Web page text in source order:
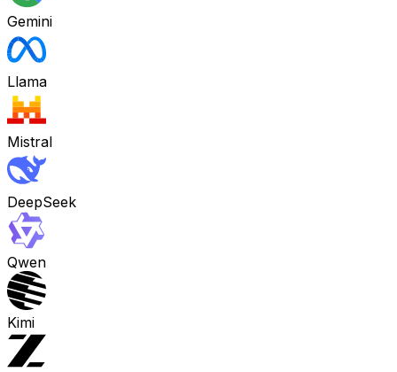
Gemini
Llama
Mistral
DeepSeek
Qwen
Kimi